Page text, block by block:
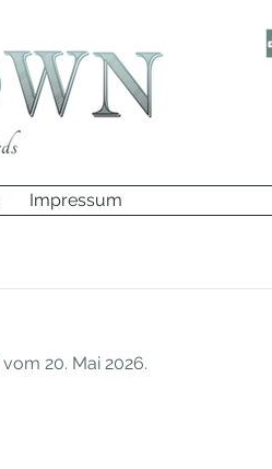
Impressum
vom 20. Mai 2026.